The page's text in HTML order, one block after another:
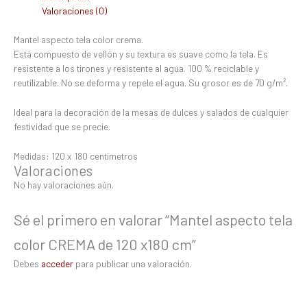
Valoraciones (0)
Mantel aspecto tela color crema.
Está compuesto de vellón y su textura es suave como la tela. Es
resistente a los tirones y resistente al agua. 100 % reciclable y
reutilizable. No se deforma y repele el agua. Su grosor es de 70 g/m².
Ideal para la decoración de la mesas de dulces y salados de cualquier
festividad que se precie.
Medidas: 120 x 180 centímetros
Valoraciones
No hay valoraciones aún.
Sé el primero en valorar “Mantel aspecto tela
color CREMA de 120 x180 cm”
Debes acceder para publicar una valoración.